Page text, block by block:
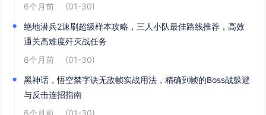
6个月前
(01-30)
绝地潜兵2速刷超级样本攻略，三人小队最佳路线推荐，高效
通关高难度歼灭战任务
6个月前
(01-30)
黑神话，悟空禁字诀无敌帧实战用法，精确到帧的Boss战躲避
与反击连招指南
6个月前
(01-30)